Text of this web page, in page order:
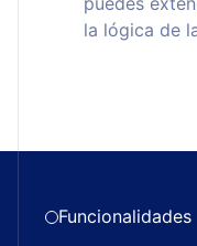
la lógica de
Funcionalidades